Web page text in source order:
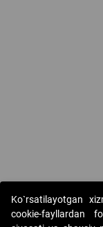
Ko`rsatilayotgan
cookie-fayllardan